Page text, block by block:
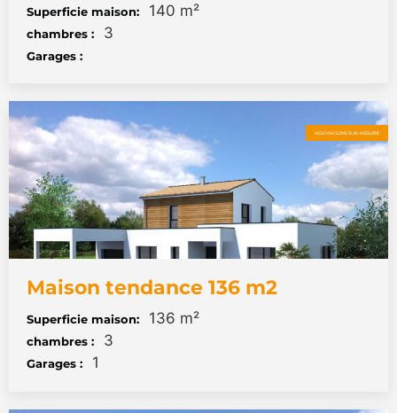
Superficie maison: 140 m²
chambres : 3
Garages :
NOS MAISONS SUR-MESURE
Maison tendance 136 m2
Superficie maison: 136 m²
chambres : 3
Garages : 1